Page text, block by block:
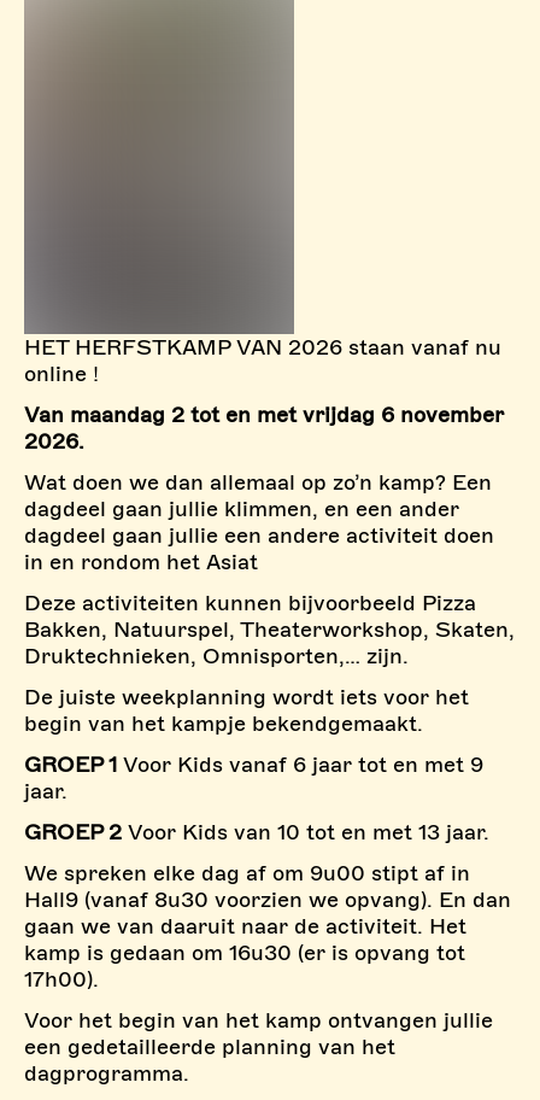
HET HERFSTKAMP VAN 2026 staan vanaf nu
online !
Van maandag 2 tot en met vrijdag 6 november
2026.
Wat doen we dan allemaal op zo’n kamp? Een
dagdeel gaan jullie klimmen, en een ander
dagdeel gaan jullie een andere activiteit doen
in en rondom het Asiat
Deze activiteiten kunnen bijvoorbeeld Pizza
Bakken, Natuurspel, Theaterworkshop, Skaten,
Druktechnieken, Omnisporten,… zijn.
De juiste weekplanning wordt iets voor het
begin van het kampje bekendgemaakt.
GROEP 1 Voor Kids vanaf 6 jaar tot en met 9
jaar.
GROEP 2 Voor Kids van 10 tot en met 13 jaar.
We spreken elke dag af om 9u00 stipt af in
Hall9 (vanaf 8u30 voorzien we opvang). En dan
gaan we van daaruit naar de activiteit. Het
kamp is gedaan om 16u30 (er is opvang tot
17h00).
Voor het begin van het kamp ontvangen jullie
een gedetailleerde planning van het
dagprogramma.